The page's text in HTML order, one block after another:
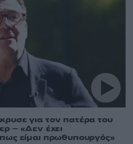
για τον πατέρα του
– «Δεν έχει
είμαι πρωθυπουργός»